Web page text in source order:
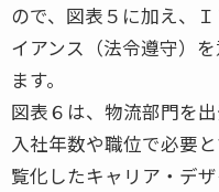
ので、図表５に加え、
イアンス（法令遵守）
ます。
図表６は、物流部門を
入社年数や職位で必要
覧化したキャリア・デ